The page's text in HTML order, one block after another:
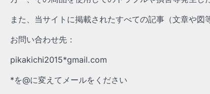
また、当サイトに掲載されたすべての記事（文章や図
お問い合わせ先：
pikakichi2015*gmail.com
*を@に変えてメールをください